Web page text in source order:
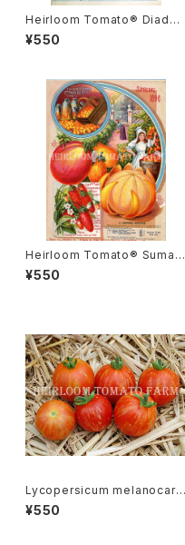
Heirloom Tomato® Diade
m エアルーム・トマト・ダイアデ
ム
¥550
Heirloom Tomato® Sumatr
a Fig エアルーム・トマト・スマト
ラ・フィグ
¥550
Lycopersicum melanocarp
a リコペルシコン・ メラノカルパ
Species
¥550